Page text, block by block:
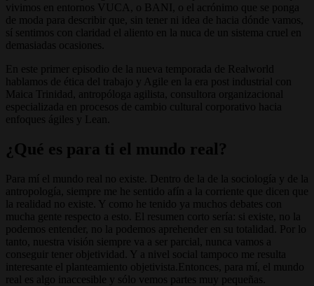
vivimos en entornos VUCA, o BANI, o el acrónimo que se ponga
de moda para describir que, sin tener ni idea de hacia dónde vamos,
sí sentimos con claridad el aliento en la nuca de un sistema cruel en
demasiadas ocasiones.
En este primer episodio de la nueva temporada de Realworld
hablamos de ética del trabajo y Agile en la era post industrial con
Maica Trinidad, antropóloga agilista, consultora organizacional
especializada en procesos de cambio cultural corporativo hacia
enfoques ágiles y Lean.
¿Qué es para ti el mundo real?
Para mí el mundo real no existe. Dentro de la de la sociología y de la
antropología, siempre me he sentido afín a la corriente que dicen que
la realidad no existe. Y como he tenido ya muchos debates con
mucha gente respecto a esto. El resumen corto sería: si existe, no la
podemos entender, no la podemos aprehender en su totalidad. Por lo
tanto, nuestra visión siempre va a ser parcial, nunca vamos a
conseguir tener objetividad. Y a nivel social tampoco me resulta
interesante el planteamiento objetivista.Entonces, para mí, el mundo
real es algo inaccesible y sólo vemos partes muy pequeñas.